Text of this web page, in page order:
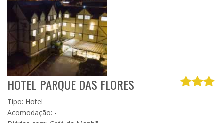
HOTEL PARQUE DAS FLORES
Tipo: Hotel
Acomodação: -